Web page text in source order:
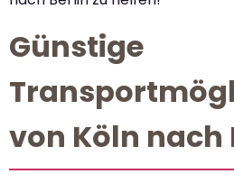
Günstige
von Köln nach